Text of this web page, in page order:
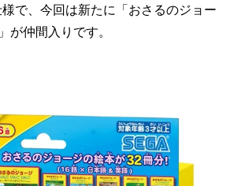
で、今回は新たに「おさるのジョー
が仲間入りです。